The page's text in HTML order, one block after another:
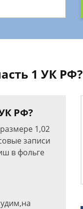
1 УК РФ?
РФ?
1,02
записи
в фольге